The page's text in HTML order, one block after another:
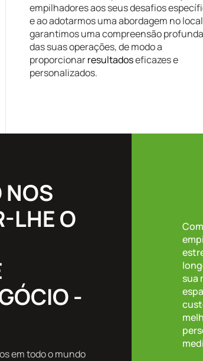
empilhadores aos seus desafios
e ao adotarmos uma abordagem no
garantimos uma compreensão profunda
das suas operações, de modo a
proporcionarresultadoseficazes e
personalizados.
NOS
LHE O
-
em todo o mundo
sua